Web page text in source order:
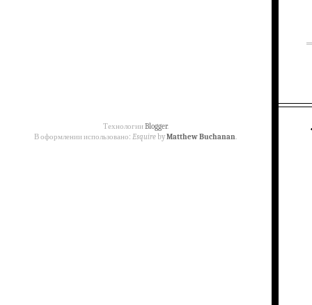
Технологии Blogger.
В оформлении использовано:EsquirebyMatthew Buchanan.